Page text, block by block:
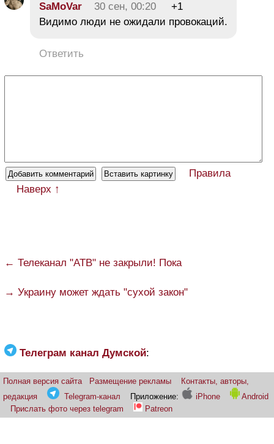
SaMoVar 30 сен, 00:20
+1
Видимо люди не ожидали провокаций.
Ответить
Правила
Наверх ↑
← Телеканал "АТВ" не закрыли! Пока
→ Украину может ждать "сухой закон"
Телеграм канал Думской:
Полная версия сайта Размещение рекламы
Контакты, авторы,
редакция
Telegram-канал Приложение: iPhone
Android
Прислать фото через telegram
Patreon